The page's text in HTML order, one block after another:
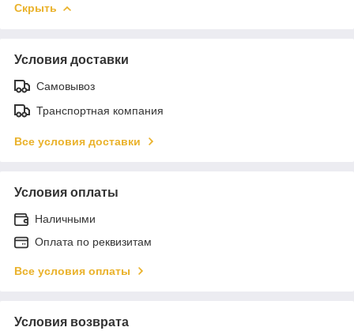
Скрыть
Условия доставки
Самовывоз
Транспортная компания
Все условия доставки
Условия оплаты
Наличными
Оплата по реквизитам
Все условия оплаты
Условия возврата